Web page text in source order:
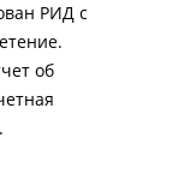
РИД с
об